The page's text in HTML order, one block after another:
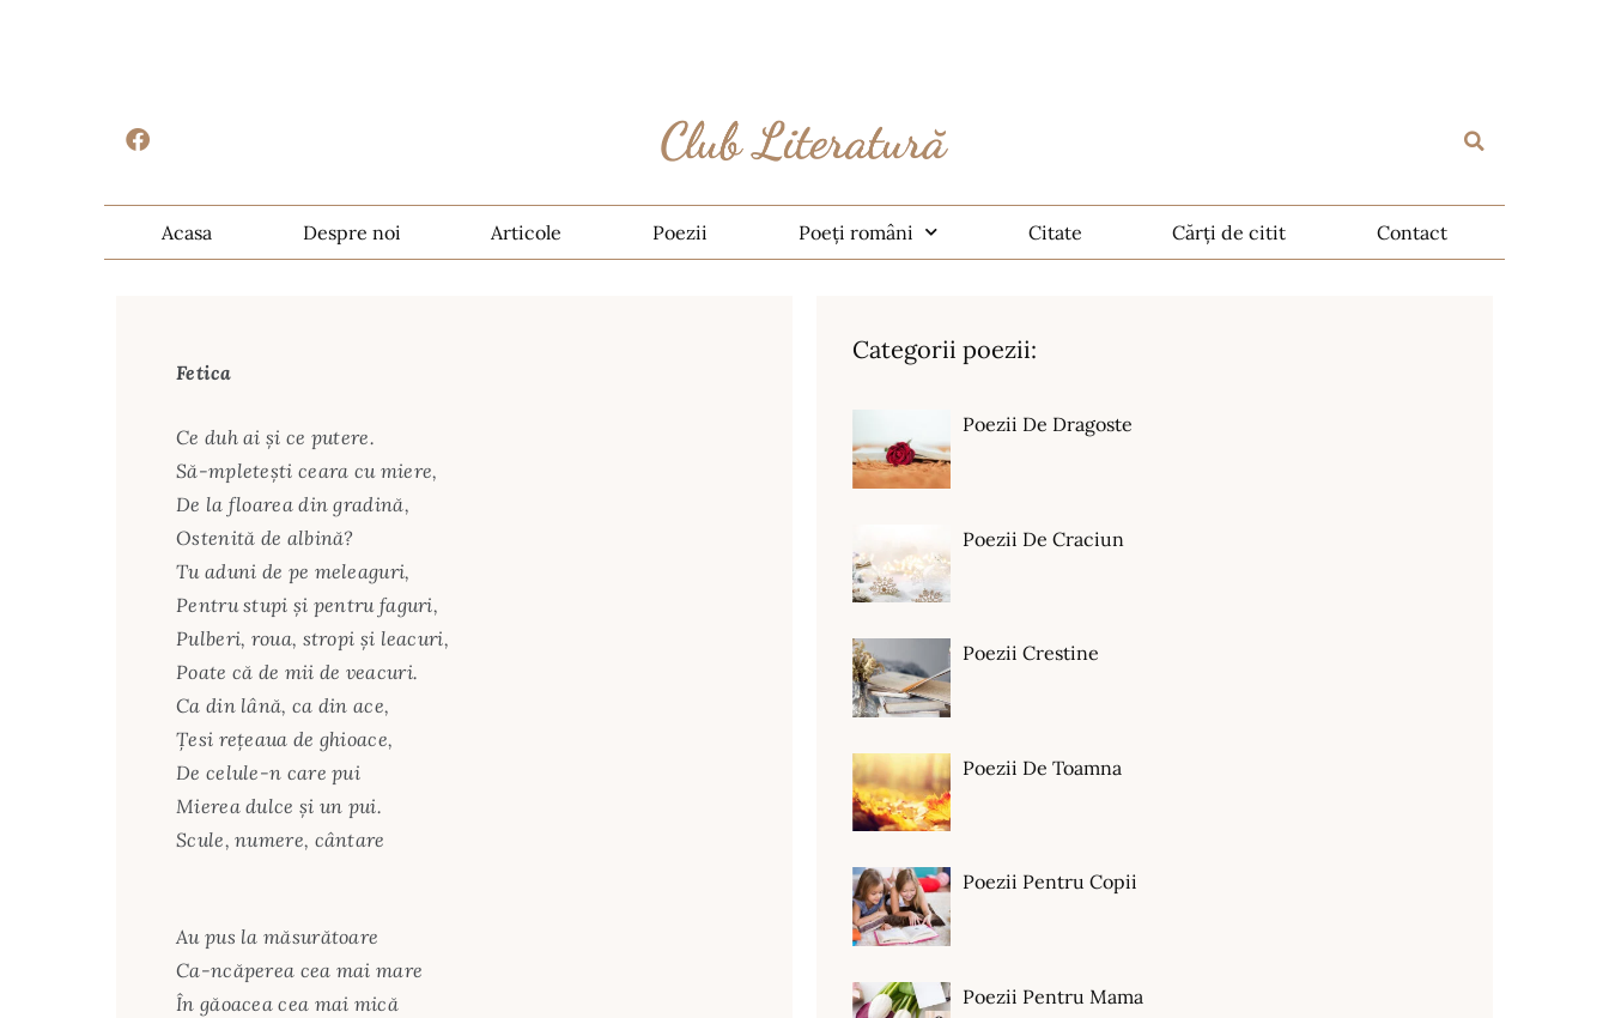
Acasa Despre noi Articole Poezii Poeți români Citate Cărți de citit Contact
Fetica
Ce duh ai şi ce putere.
Să-mpleteşti ceara cu miere,
De la floarea din gradină,
Ostenită de albină?
Tu aduni de pe meleaguri,
Pentru stupi şi pentru faguri,
Pulberi, roua, stropi şi leacuri,
Poate că de mii de veacuri.
Ca din lână, ca din ace,
Ţesi reţeaua de ghioace,
De celule-n care pui
Mierea dulce şi un pui.
Scule, numere, cântare
Au pus la măsurătoare
Ca-ncăperea cea mai mare
În găoacea cea mai mică
Categorii poezii:
Poezii De Dragoste
Poezii De Craciun
Poezii Crestine
Poezii De Toamna
Poezii Pentru Copii
Poezii Pentru Mama